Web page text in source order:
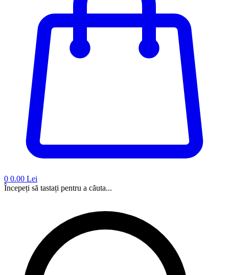
0 0.00 Lei
Începeți să tastați pentru a căuta...